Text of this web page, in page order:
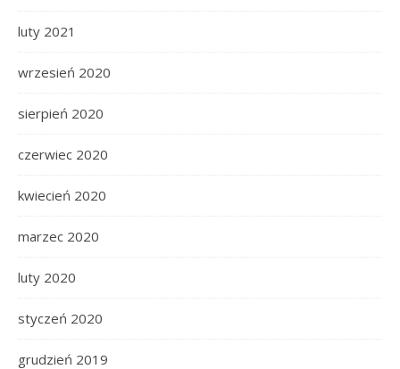
luty 2021
wrzesień 2020
sierpień 2020
czerwiec 2020
kwiecień 2020
marzec 2020
luty 2020
styczeń 2020
grudzień 2019